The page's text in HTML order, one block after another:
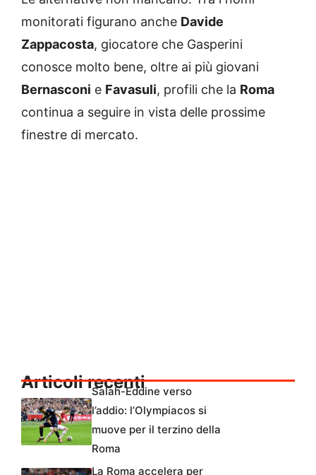
monitorati figurano anche Davide
Zappacosta, giocatore che Gasperini
conosce molto bene, oltre ai più giovani
Bernasconi e Favasuli, profili che la Roma
continua a seguire in vista delle prossime
finestre di mercato.
Articoli recenti
Salah-Eddine verso
l’addio: l’Olympiacos si
muove per il terzino della
Roma
La Roma accelera per